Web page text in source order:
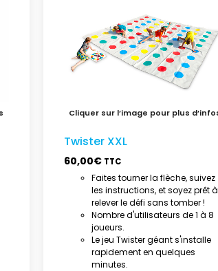
Twister XXL
60,00€ TTC
Faites tourner la flèche, suivez
les instructions, et soyez prêt à
relever le défi sans tomber !
Nombre d'utilisateurs de 1 à 8
joueurs.
Le jeu Twister géant s'installe
rapidement en quelques
minutes.